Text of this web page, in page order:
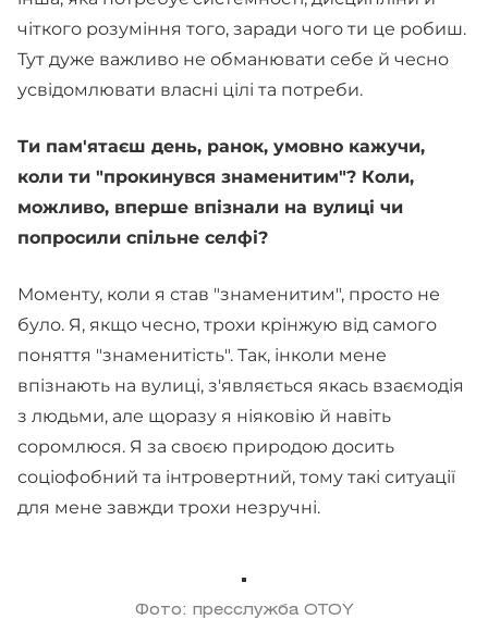
чіткого розуміння того, заради чого ти це робиш.
Тут дуже важливо не обманювати себе й чесно
усвідомлювати власні цілі та потреби.
Ти пам'ятаєш день, ранок, умовно кажучи,
коли ти "прокинувся знаменитим"? Коли,
можливо, вперше впізнали на вулиці чи
попросили спільне селфі?
Моменту, коли я став "знаменитим", просто не
було. Я, якщо чесно, трохи крінжую від самого
поняття "знаменитість". Так, інколи мене
впізнають на вулиці, з'являється якась взаємодія
з людьми, але щоразу я ніяковію й навіть
соромлюся. Я за своєю природою досить
соціофобний та інтровертний, тому такі ситуації
для мене завжди трохи незручні.
Фото: пресслужба OTOY